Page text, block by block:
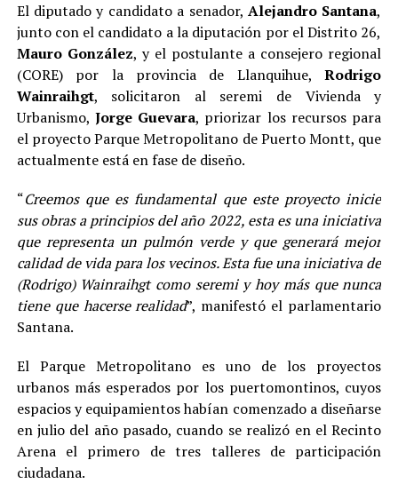
El diputado y candidato a senador, Alejandro Santana,
junto con el candidato a la diputación por el Distrito 26,
Mauro González, y el postulante a consejero regional
(CORE) por la provincia de Llanquihue,Rodrigo
Wainraihgt, solicitaron al seremi de Vivienda y
Urbanismo, Jorge Guevara, priorizar los recursos para
el proyecto Parque Metropolitano de Puerto Montt, que
actualmente está en fase de diseño.
“Creemos que es fundamental que este proyecto inicie
sus obras a principios del año 2022, esta es una iniciativa
que representa un pulmón verde y que generará mejor
calidad de vida para los vecinos. Esta fue una iniciativa de
(Rodrigo) Wainraihgt como seremi y hoy más que nunca
tiene que hacerse realidad”, manifestó el parlamentario
Santana.
El Parque Metropolitano es uno de los proyectos
urbanos más esperados por los puertomontinos, cuyos
espacios y equipamientos habían comenzado a diseñarse
en julio del año pasado, cuando se realizó en el Recinto
Arena el primero de tres talleres de participación
ciudadana.